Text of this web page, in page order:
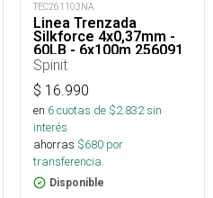
TEC261103NA
Linea Trenzada
Silkforce 4x0,37mm -
60LB - 6x100m 256091
Spinit
$ 16.990
en 6cuotas de $2.832sin
interés
ahorras $680 por
transferencia.
Disponible